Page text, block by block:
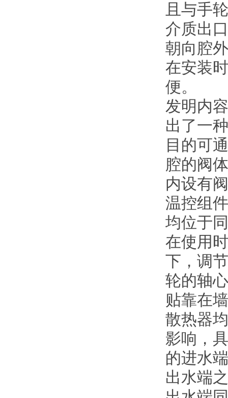
且与手
介质出
朝向腔
在安装
便。
发明内
出了一
目的可
腔的阀
内设有
温控组
均位于
在使用
下，调
轮的轴
贴靠在
散热器
影响，
的进水
出水端